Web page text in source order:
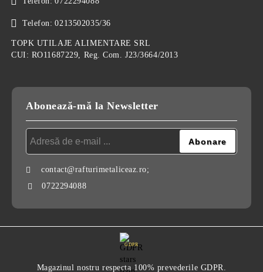
Telefon: 0213502035/36
TOPK UTILAJE ALIMENTARE SRL
CUI: RO11687229, Reg. Com. J23/3664/2013
Abonează-mă la Newsletter
contact@rafturimetaliceaz.ro;
0722294088
GDPR
Magazinul nostru respecta 100% prevederile GDPR.